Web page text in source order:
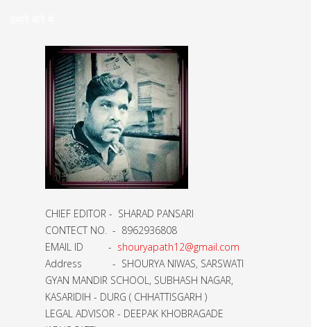
CHIEF EDITOR - SHARAD PANSARI
CONTECT NO. - 8962936808
EMAIL ID - shouryapath12@gmail.com
Address - SHOURYA NIWAS, SARSWATI
GYAN MANDIR SCHOOL, SUBHASH NAGAR,
KASARIDIH - DURG ( CHHATTISGARH )
LEGAL ADVISOR - DEEPAK KHOBRAGADE